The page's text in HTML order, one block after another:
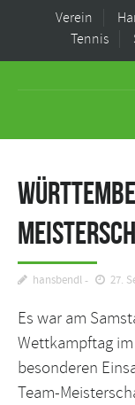
Verein
Tennis
hansbendl 27.
Es war am
Wettkampftag
besonderen
Team-